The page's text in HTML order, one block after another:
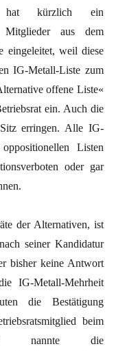
kürzlich ein
Mitglieder aus dem
eingeleitet, weil diese
IG-Metall-Liste zum
offene Liste«
ein. Auch die
erringen. Alle IG-
Listen
oder gar
der Alternativen, ist
seiner Kandidatur
bisher keine Antwort
IG-Metall-Mehrheit
die Bestätigung
beim
nannte die